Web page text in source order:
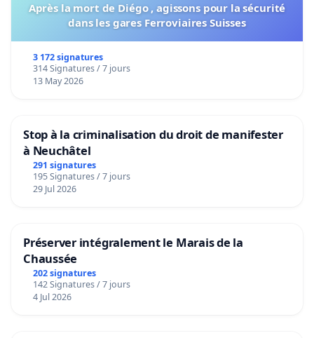
Après la mort de Diégo , agissons pour la sécurité
dans les gares Ferroviaires Suisses
3 172 signatures
314 Signatures / 7 jours
13 May 2026
Stop à la criminalisation du droit de manifester
à Neuchâtel
291 signatures
195 Signatures / 7 jours
29 Jul 2026
Préserver intégralement le Marais de la
Chaussée
202 signatures
142 Signatures / 7 jours
4 Jul 2026